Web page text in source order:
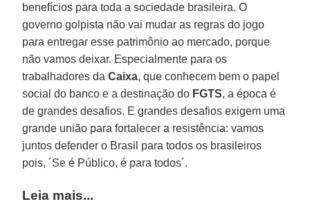
benefícios para toda a sociedade brasileira. O
governo golpista não vai mudar as regras do jogo
para entregar esse patrimônio ao mercado, porque
não vamos deixar. Especialmente para os
trabalhadores daCaixa, que conhecem bem o papel
social do banco e a destinação do FGTS, a época é
de grandes desafios. E grandes desafios exigem uma
grande união para fortalecer a resistência: vamos
juntos defender o Brasil para todos os brasileiros
pois, ´Se é Público, é para todos´.
Leia mais...